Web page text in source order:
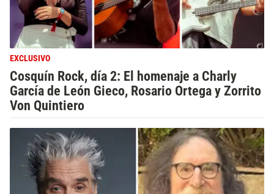
EXCLUSIVO
Cosquín Rock, día 2: El homenaje a Charly
García de León Gieco, Rosario Ortega y Zorrito
Von Quintiero